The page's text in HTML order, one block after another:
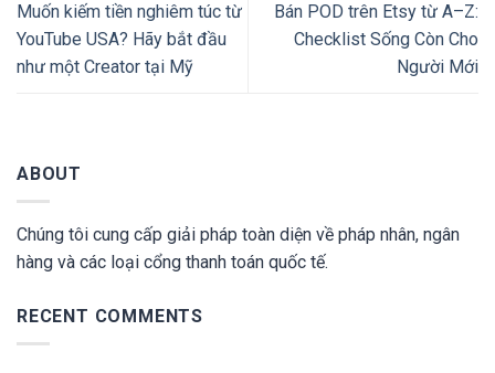
Muốn kiếm tiền nghiêm túc từ
YouTube USA? Hãy bắt đầu
như một Creator tại Mỹ
Bán POD trên Etsy từ A–Z:
Checklist Sống Còn Cho
Người Mới
ABOUT
Chúng tôi cung cấp giải pháp toàn diện về pháp nhân, ngân
hàng và các loại cổng thanh toán quốc tế.
RECENT COMMENTS